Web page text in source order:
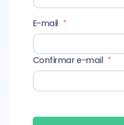
E-mail *
Confirmar e-mail *